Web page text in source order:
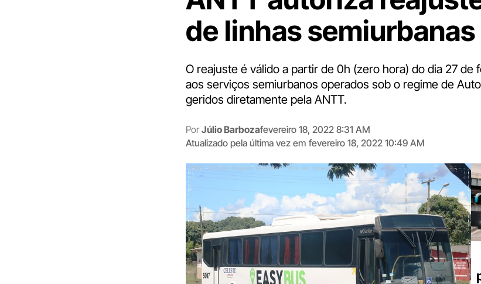
de linhas semiurbanas
O reajuste é válido a partir de 0h (zero hora) do dia 27 de
aos serviços semiurbanos operados sob o regime de
geridos diretamente pela ANTT.
Por Júlio Barbozafevereiro 18, 2022 8:31 AM
Atualizado pela última vez em fevereiro 18, 2022 10:49 AM
o
e-